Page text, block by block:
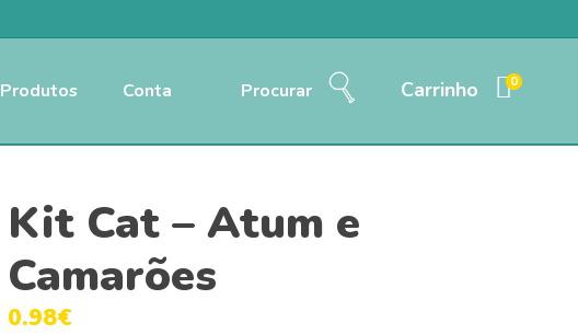
Produtos Conta Procurar Carrinho 0
Kit Cat – Atum e
Camarões
0.98€